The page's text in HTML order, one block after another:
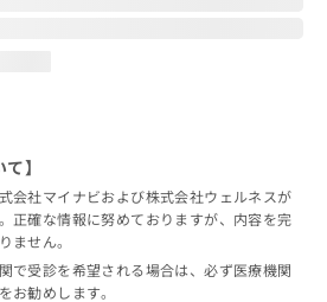
】
会社マイナビおよび株式会社ウェルネスが
正確な情報に努めておりますが、内容を完
ません。
で受診を希望される場合は、必ず医療機関
お勧めします。